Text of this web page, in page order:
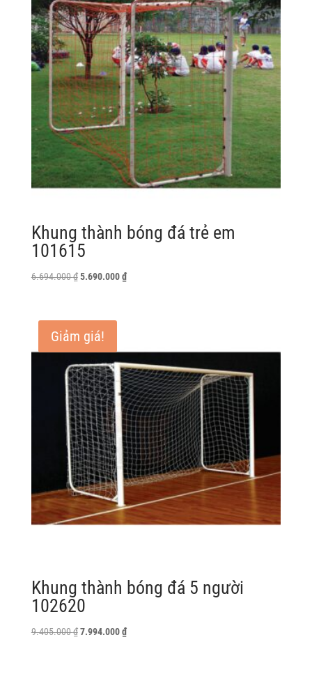
Khung thành bóng đá trẻ em
101615
6.694.000₫ Giá
6.694.000 ₫.
5.690.000₫Giá
Giảm giá!
Khung thành bóng đá 5 người
102620
9.405.000₫ Giá
7.994.000₫Giá